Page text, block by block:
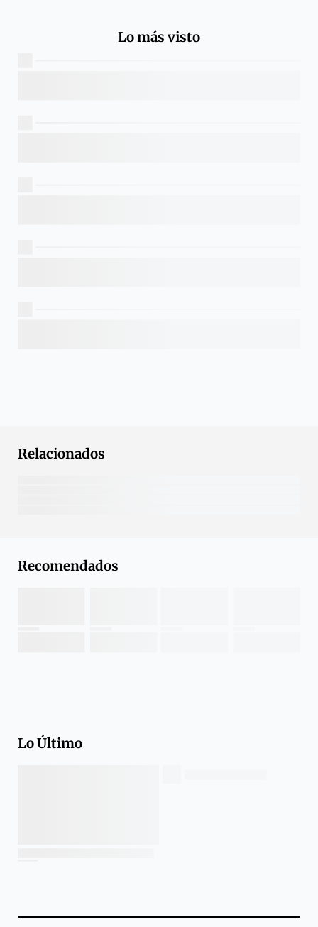
Lo más visto
Relacionados
Recomendados
Lo Último